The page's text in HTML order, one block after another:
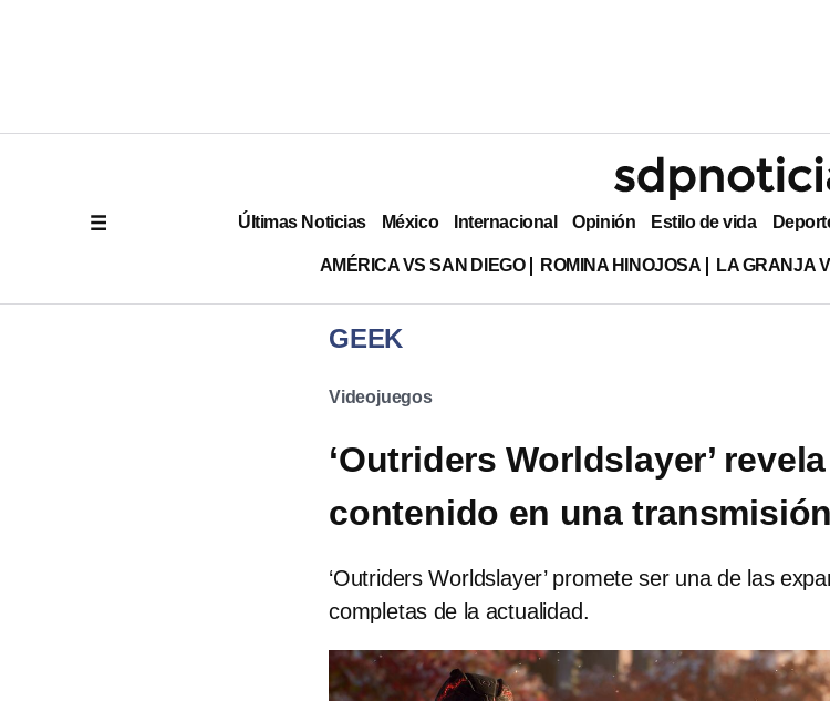
Últimas Noticias México Internacional Opinión Estilo de vida
AMÉRICA VS SAN DIEGO ROMINA HINOJOSA LA GRANJA
GEEK
Videojuegos
‘Outriders Worldslayer’
contenido en una
‘Outriders Worldslayer’ promete ser una de las
completas de la actualidad.